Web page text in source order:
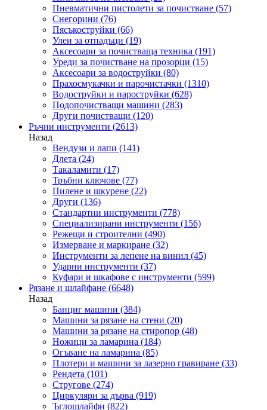
Пневматични пистолети за почистване (57)
Снегорини (76)
Пясъкоструйки (66)
Улеи за отпадъци (19)
Аксесоари за почистваща техника (191)
Уреди за почистване на прозорци (15)
Аксесоари за водоструйки (80)
Прахосмукачки и парочистачки (1310)
Водоструйки и пароструйки (628)
Подопочистващи машини (283)
Други почистващи (120)
Ръчни инструменти (2613)
Назад
Вендузи и лапи (141)
Длета (24)
Такаламити (17)
Тръбни ключове (77)
Пилене и шкурене (22)
Други (136)
Стандартни инструменти (778)
Специализирани инструменти (156)
Режещи и строителни (490)
Измерване и маркиране (32)
Инструменти за лепене на винил (45)
Ударни инструменти (37)
Куфари и шкафове с инструменти (599)
Рязане и шлайфане (6648)
Назад
Банциг машини (384)
Машини за рязане на стени (20)
Машини за рязане на стиропор (48)
Ножици за ламарина (184)
Огъване на ламарина (85)
Плотери и машини за лазерно гравиране (33)
Рендета (101)
Стругове (274)
Циркуляри за дърва (919)
Ъглошлайфи (822)